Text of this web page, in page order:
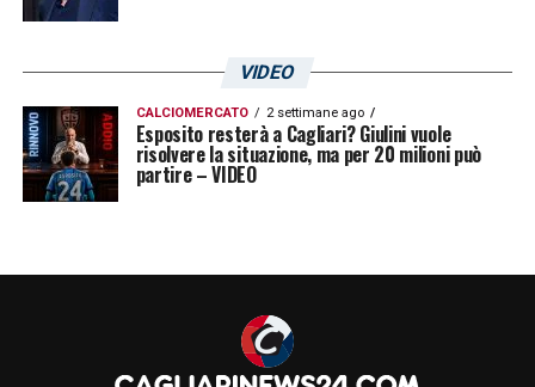
tatticamente interessante per la prossima
LA PLAYLIST DELLE NOSTRE TOP NEWS
VIDEO
CALCIOMERCATO 2 settimane ago
Esposito resterà a Cagliari? Giulini vuole
risolvere la situazione, ma per 20 milioni può
partire – VIDEO